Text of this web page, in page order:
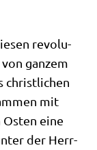
revo­lu­
gan­zem
christ­li­chen
mit
eine
der Herr­